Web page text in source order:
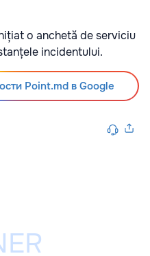
o anchetă de serviciu
incidentului.
Point.md в Google